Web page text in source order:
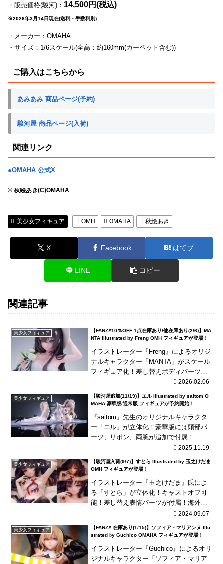
・販売価格(駿河)： 14,500円(税込)
※2026年3月14日現在(送料・手数料別)
・メーカー：OMAHA
・サイズ：1/6スケール(全高：約160mm(カーペット含む))
ご購入はこちらから
あみあみ 商品ページ(予約)
駿河屋 商品ページ(入荷)
関連リンク
●OMAHA 公式X
© 秋絵あき(C)OMAHA
美少女フィギュア OMH OMAHA 秋絵あき
X Facebook はてブ
LINE コピー
関連記事
美少女フィギュア
【FANZA10％OFF 1点在庫あり/他在庫あり(2/6)】MA
NTA Illustrated by Freng OMH フィギュアが登場！
イラストレーター『Freng』によるオリジ
ナルキャラクター「MANTA」がスケール
フィギュア化！差し替えボディパーツや
帽子パーツなどが付属！海外商品は、発
可能性が国...
2026.02.06
美少女フィギュア
【駿河屋追加(11/19)】エル Illustrated by saitom O
MAHA 豪華版/通常版 フィギュアが予約開始！
『saitom』先生のオリジナルキャラクタ
ー「エル」が立体化！豪華版には頭部パ
ーツ、リボン、両腕が追加で付属！
2025.11.19
美少女フィギュア
【駿河屋入荷(9/7)】すとら Illustrated by 玉之けだま
OMH フィギュアが登場！
イラストレーター『玉之けだま』氏によ
る「すとら」が立体化！キャストオフ可
能！差し替え表情パーツが付属！海外商
品は、発売が長期延期されたり、発売中
傾向にあり、輸入流通...
2024.09.07
美少女フィギュア
【FANZA 在庫あり(1/15)】ソフィア・マリアンヌ Illu
strated by Guchico OMAHA フィギュアが登場！
イラストレーター『Guchico』によるオリ
ジナルキャラクター「ソフィア・マリア